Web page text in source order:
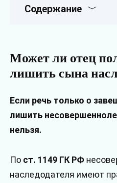
Содержание
Может ли отец
лишить сына
Если речь только о
лишить
нельзя.
По ст. 1149 ГК РФ
наследодателя имеют